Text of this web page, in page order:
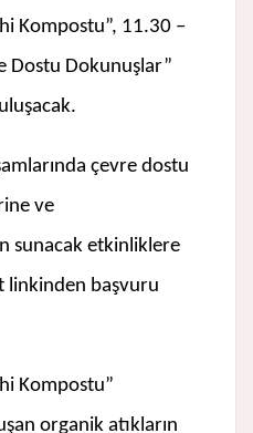
Kompostu”, 11.30 –
Dostu Dokunuşlar”
çevre dostu
ve
sunacak etkinliklere
linkinden başvuru
Kompostu”
organik atıkların